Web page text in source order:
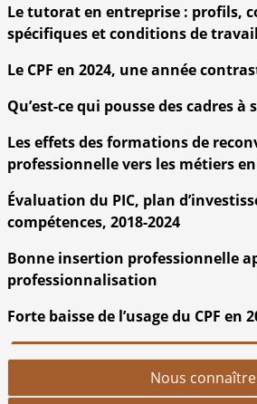
Le tutorat en entreprise : profils,
spécifiques et conditions de travail
Le CPF en 2024, une année
Qu’est-ce qui pousse des cadres à
Les effets des formations de
professionnelle vers les métiers
Évaluation du PIC, plan
compétences, 2018-2024
Bonne insertion professionnelle
professionnalisation
Forte baisse de l’usage du CPF en
Nous connaître